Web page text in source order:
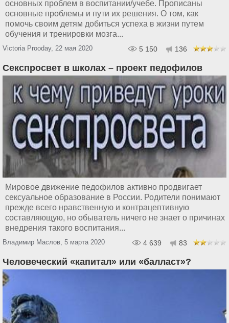
основных проблем в воспитании/учебе. Прописаны
основные проблемы и пути их решения. О том, как
помочь своим детям добиться успеха в жизни путем
обучения и тренировки мозга...
Victoria Prooday, 22 мая 2020 5 150 136
Секспросвет в школах – проект педофилов
Мировое движение педофилов активно продвигает
сексуальное образование в России. Родители понимают
прежде всего нравственную и контрацептивную
составляющую, но обыватель ничего не знает о причинах
внедрения такого воспитания...
Владимир Маслов, 5 марта 2020 4 639 83
Человеческий «капитал» или «балласт»?